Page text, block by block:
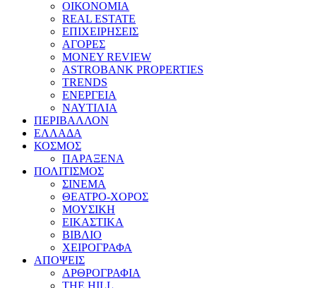
ΟΙΚΟΝΟΜΙΑ
REAL ESTATE
ΕΠΙΧΕΙΡΗΣΕΙΣ
ΑΓΟΡΕΣ
MONEY REVIEW
ASTROBANK PROPERTIES
TRENDS
ΕΝΕΡΓΕΙΑ
ΝΑΥΤΙΛΙΑ
ΠΕΡΙΒΑΛΛΟΝ
ΕΛΛΑΔΑ
ΚΟΣΜΟΣ
ΠΑΡΑΞΕΝΑ
ΠΟΛΙΤΙΣΜΟΣ
ΣΙΝΕΜΑ
ΘΕΑΤΡΟ-ΧΟΡΟΣ
ΜΟΥΣΙΚΗ
ΕΙΚΑΣΤΙΚΑ
ΒΙΒΛΙΟ
ΧΕΙΡΟΓΡΑΦΑ
ΑΠΟΨΕΙΣ
ΑΡΘΡΟΓΡΑΦΙΑ
THE HILL